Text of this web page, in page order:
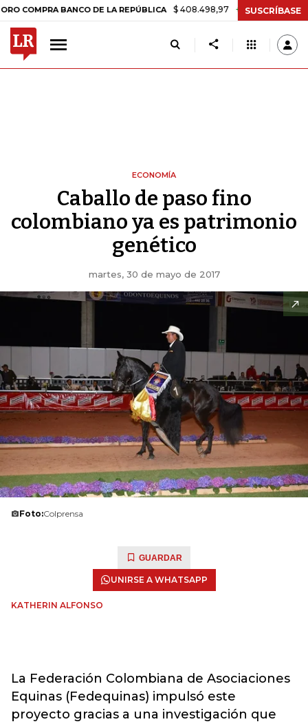
BANCO DE LA REPÚBLICA $ 408.498,97 +$ 8.753,81 +2,19%
SUSCRÍBASE
ECONOMÍA
Caballo de paso fino
colombiano ya es patrimonio
genético
martes, 30 de mayo de 2017
Foto:Colprensa
GUARDAR
UNIRSE A WHATSAPP
KATHERIN ALFONSO
La Federación Colombiana de Asociaciones
Equinas (Fedequinas) impulsó este
proyecto gracias a una investigación que